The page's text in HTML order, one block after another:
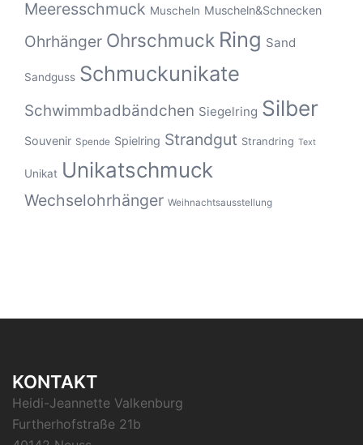
Meeresschmuck Muscheln Muscheln&Schnecken
Ohrhänger Ohrschmuck Ring Sand
Sandguss Schmuckunikate
Schwimmbadbändchen Siegelring Silber
Souvenir Spende Spielring Strandgut Strandring Text
Unikat Unikatschmuck
Wechselohrhänger Weihnachtsausstellung
KONTAKT
Heidi-Jeannette Valkenburg
Furtherhofstraße 21b